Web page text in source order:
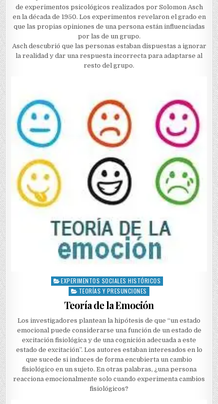
de experimentos psicológicos realizados por Solomon Asch
en la década de 1950. Los experimentos revelaron el grado en
que las propias opiniones de una persona están influenciadas
por las de un grupo.
Asch descubrió que las personas estaban dispuestas a ignorar
la realidad y dar una respuesta incorrecta para adaptarse al
resto del grupo.
Posted
EXPERIMENTOS SOCIALES HISTÓRICOS
TEORÍAS Y PRESUNCIONES
Teoría de la Emoción
Los investigadores plantean la hipótesis de que “un estado
emocional puede considerarse una función de un estado de
excitación fisiológica y de una cognición adecuada a este
estado de excitación”. Los autores estaban interesados ​​en lo
que sucede si induces de forma encubierta un cambio
fisiológico en un sujeto. En otras palabras, ¿una persona
reacciona emocionalmente solo cuando experimenta cambios
fisiológicos?